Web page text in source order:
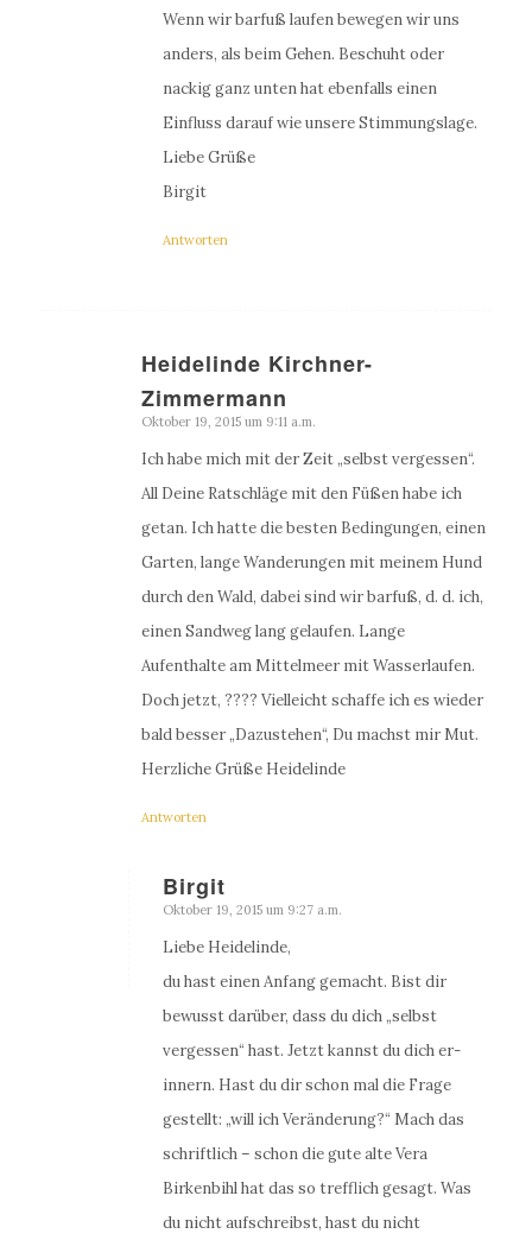
Wenn wir barfuß laufen bewegen wir uns
anders, als beim Gehen. Beschuht oder
nackig ganz unten hat ebenfalls einen
Einfluss darauf wie unsere Stimmungslage.
Liebe Grüße
Birgit
Antworten
Heidelinde Kirchner-
Zimmermann
sagte:
Oktober 19, 2015 um 9:11 a.m.
Ich habe mich mit der Zeit „selbst vergessen“.
All Deine Ratschläge mit den Füßen habe ich
getan. Ich hatte die besten Bedingungen, einen
Garten, lange Wanderungen mit meinem Hund
durch den Wald, dabei sind wir barfuß, d. d. ich,
einen Sandweg lang gelaufen. Lange
Aufenthalte am Mittelmeer mit Wasserlaufen.
Doch jetzt, ???? Vielleicht schaffe ich es wieder
bald besser „Dazustehen“, Du machst mir Mut.
Herzliche Grüße Heidelinde
Antworten
Birgit
sagte:
Oktober 19, 2015 um 9:27 a.m.
Liebe Heidelinde,
du hast einen Anfang gemacht. Bist dir
bewusst darüber, dass du dich „selbst
vergessen“ hast. Jetzt kannst du dich er-
innern. Hast du dir schon mal die Frage
gestellt: „will ich Veränderung?“ Mach das
schriftlich – schon die gute alte Vera
Birkenbihl hat das so trefflich gesagt. Was
du nicht aufschreibst, hast du nicht